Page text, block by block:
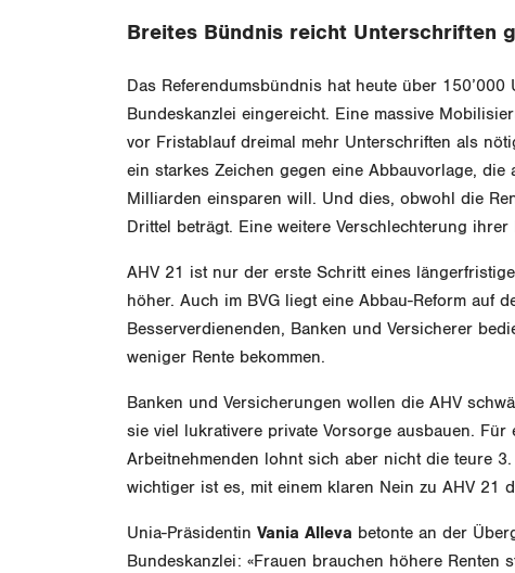
Breites Bündnis reicht Unterschriften
Das Referendumsbündnis hat heute über
Bundeskanzlei eingereicht. Eine massive
vor Fristablauf dreimal mehr Unterschriften als
ein starkes Zeichen gegen eine Abbauvorlage,
Milliarden einsparen will. Und dies, obwohl die
Drittel beträgt. Eine weitere Verschlechterung
AHV 21 ist nur der erste Schritt eines
höher. Auch im BVG liegt eine Abbau-Reform auf
Besserverdienenden, Banken und Versicherer
weniger Rente bekommen.
Banken und Versicherungen wollen die AHV
sie viel lukrativere private Vorsorge ausbauen.
Arbeitnehmenden lohnt sich aber nicht die teure
wichtiger ist es, mit einem klaren Nein zu AHV 21
Unia-Präsidentin Vania Alleva betonte an der
Bundeskanzlei: «Frauen brauchen höhere Renten